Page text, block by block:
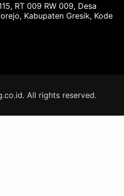
RT 009 RW 009, Desa
Kabupaten Gresik, Kode
All rights reserved.